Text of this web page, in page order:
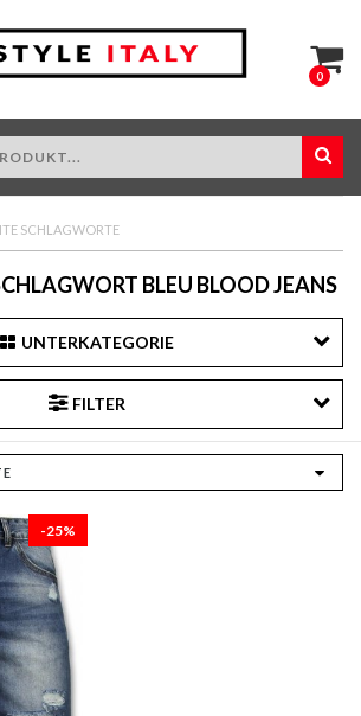
0
SCHLAGWORTE
BLEU BLOOD JEANS
UNTERKATEGORIE
FILTER
-25%